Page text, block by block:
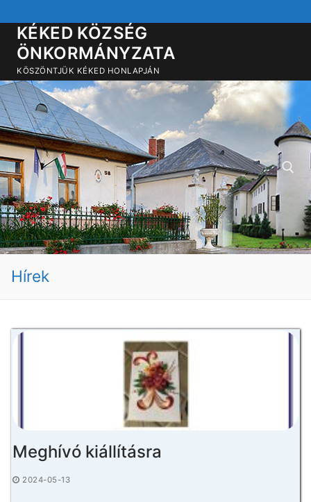
a
tartalomra
KÉKED KÖZSÉG
ÖNKORMÁNYZATA
KÖSZÖNTJÜK KÉKED HONLAPJÁN
Keresése:
Hírek
Meghívó kiállításra
2024-05-13